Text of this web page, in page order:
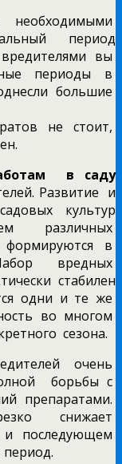
период
вы
периоды в
большие
не стоит,
в саду
Развитие и
культур
различных
формируются в
вредных
стабилен
одни и те же
во многом
сезона.
очень
борьбы с
препаратами.
снижает
и последующем